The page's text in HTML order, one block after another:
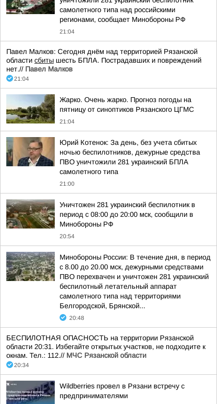
самолетного типа над российскими
регионами, сообщает Минобороны РФ
21:04
Павел Малков: Сегодня днём над территорией Рязанской
области сбиты шесть БПЛА. Пострадавших и повреждений
нет.// Павел Малков
21:04
Жарко. Очень жарко. Прогноз погоды на
пятницу от синоптиков Рязанского ЦГМС
21:04
Юрий Котенок: За день, без учета сбитых
ночью беспилотников, дежурные средства
ПВО уничтожили 281 украинский БПЛА
самолетного типа
21:00
Уничтожен 281 украинский беспилотник в
период с 08:00 до 20:00 мск, сообщили в
Минобороны РФ
20:54
Минобороны России: В течение дня, в период
с 8.00 до 20.00 мск, дежурными средствами
ПВО перехвачен и уничтожен 281 украинский
беспилотный летательный аппарат
самолетного типа над территориями
Белгородской, Брянской...
20:48
БЕСПИЛОТНАЯ ОПАСНОСТЬ на территории Рязанской
области 20:31. Избегайте открытых участков, не подходите к
окнам. Тел.: 112.// МЧС Рязанской области
20:34
Wildberries провел в Рязани встречу с
предпринимателями